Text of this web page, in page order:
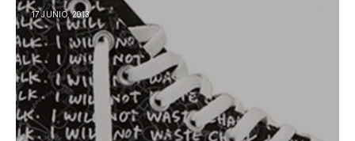
17 JUNIO, 2013